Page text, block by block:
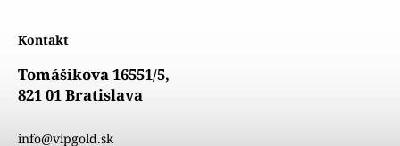
Kontakt
Tomášikova 16551/5,
821 01 Bratislava
info@vipgold.sk